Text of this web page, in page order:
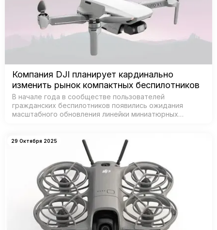
Компания DJI планирует кардинально
изменить рынок компактных беспилотников
В начале года в сообществе пользователей
гражданских беспилотников появились ожидания
масштабного обновления линейки миниатюрных
29 Октября 2025